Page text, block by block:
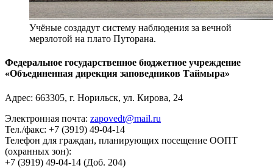
Учёные создадут систему наблюдения за вечной
мерзлотой на плато Путорана.
Федеральное государственное бюджетное учреждение
«Объединенная дирекция заповедников Таймыра»
Адрес: 663305, г. Норильск, ул. Кирова, 24
Электронная почта: zapovedt@mail.ru
Тел./факс: +7 (3919) 49-04-14
Телефон для граждан, планирующих посещение ООПТ
(охранных зон):
+7 (3919) 49-04-14 (Доб. 204)